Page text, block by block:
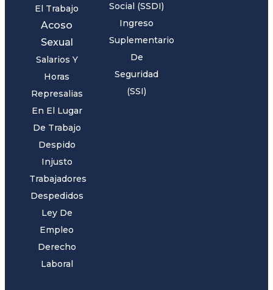
El Trabajo
Acoso
Sexual
Salarios Y
Horas
Represalias
En El Lugar
De Trabajo
Despido
Injusto
Trabajadores
Despedidos
Ley De
Empleo
Derecho
Laboral
Social (SSDI)
Ingreso
Suplementario
De
Seguridad
(SSI)